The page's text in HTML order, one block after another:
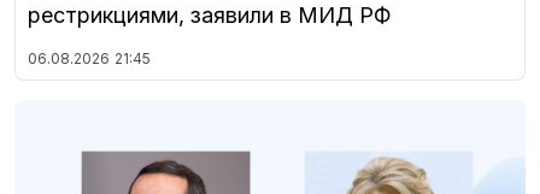
рестрикциями, заявили в МИД РФ
06.08.2026 21:45